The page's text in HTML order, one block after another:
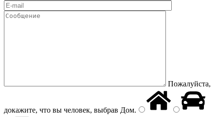
Пожалуйста,
докажите, что вы человек, выбрав Дом.